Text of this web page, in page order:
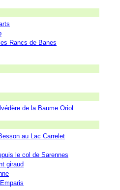
Rancs de Banes
de la Baume Oriol
au Lac Carrelet
le col de Sarennes
giraud